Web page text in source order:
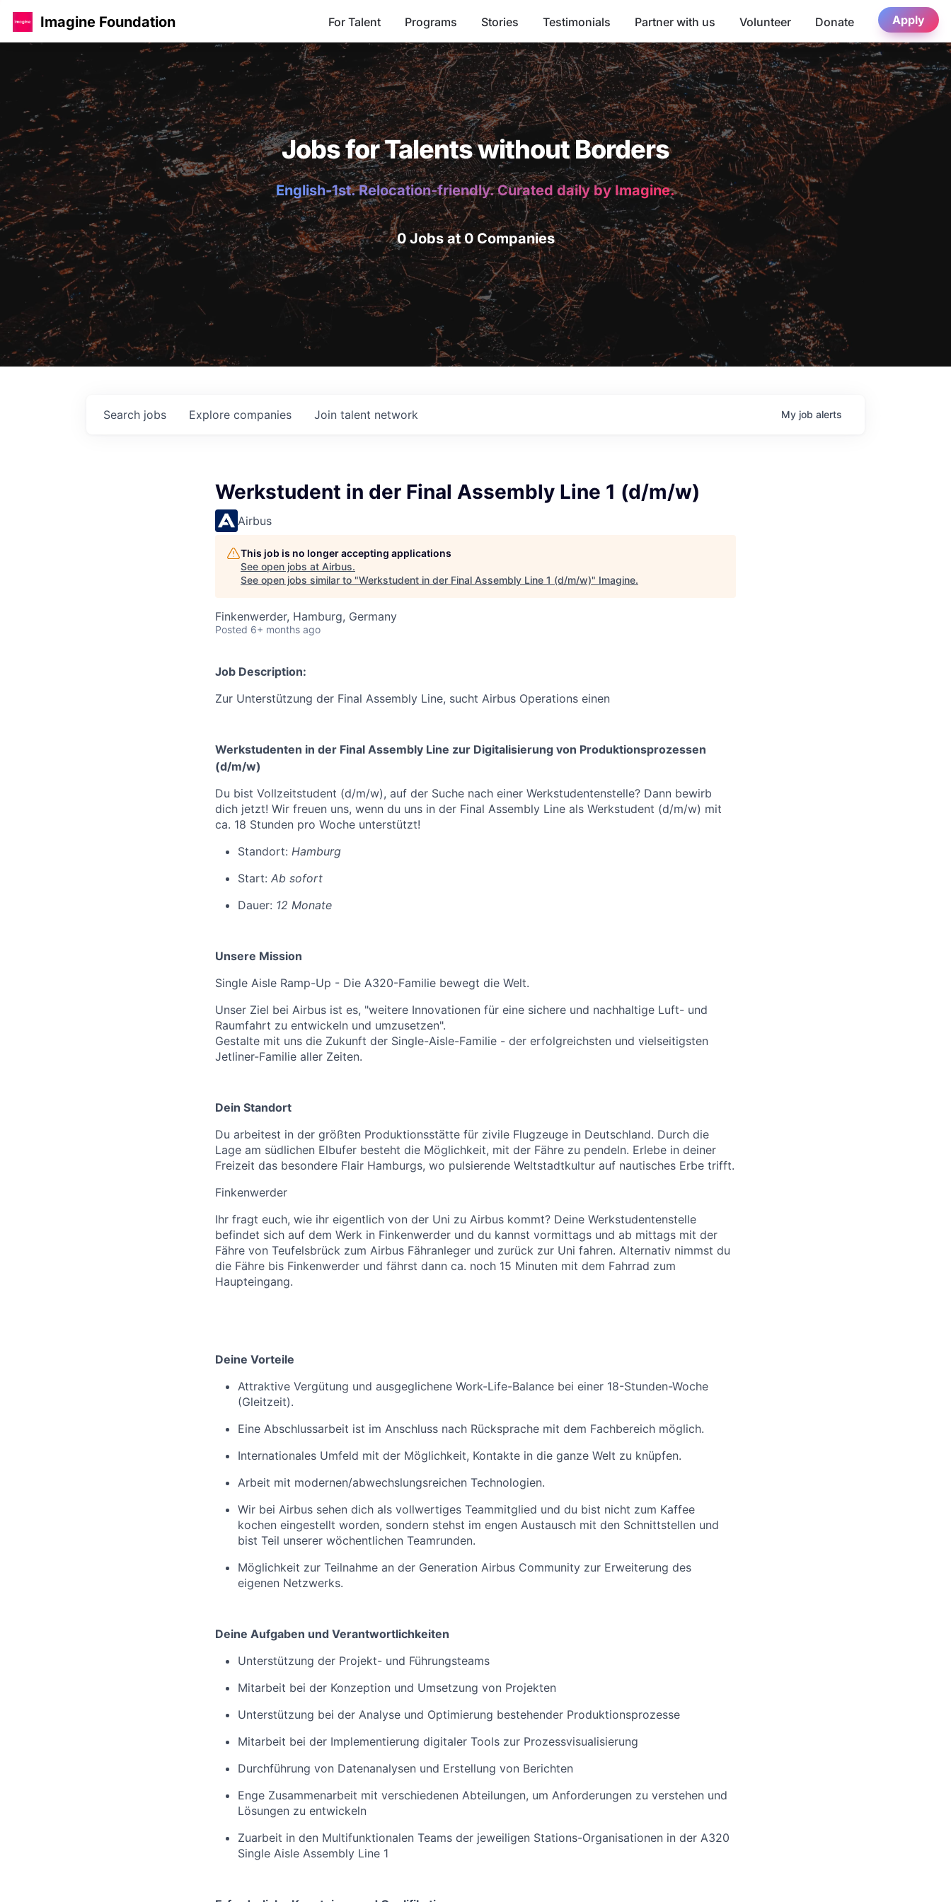
Imagine Foundation For Talent Programs Stories Testimonials Partner with us Volunteer Donate Apply
Jobs for Talents without Borders
English-1st. Relocation-friendly. Curated daily by Imagine.
0 Jobs at 0 Companies
Search jobs Explore companies Join talent network My job alerts
Werkstudent in der Final Assembly Line 1 (d/m/w)
Airbus
This job is no longer accepting applications
See open jobs at Airbus.
See open jobs similar to "Werkstudent in der Final Assembly Line 1 (d/m/w)" Imagine.
Finkenwerder, Hamburg, Germany
Posted 6+ months ago
Job Description:
Zur Unterstützung der Final Assembly Line, sucht Airbus Operations einen
Werkstudenten in der Final Assembly Line zur Digitalisierung von Produktionsprozessen
(d/m/w)
Du bist Vollzeitstudent (d/m/w), auf der Suche nach einer Werkstudentenstelle? Dann bewirb
dich jetzt! Wir freuen uns, wenn du uns in der Final Assembly Line als Werkstudent (d/m/w) mit
ca. 18 Stunden pro Woche unterstützt!
Standort: Hamburg
Start: Ab sofort
Dauer: 12 Monate
Unsere Mission
Single Aisle Ramp-Up - Die A320-Familie bewegt die Welt.
Unser Ziel bei Airbus ist es, "weitere Innovationen für eine sichere und nachhaltige Luft- und
Raumfahrt zu entwickeln und umzusetzen".
Gestalte mit uns die Zukunft der Single-Aisle-Familie - der erfolgreichsten und vielseitigsten
Jetliner-Familie aller Zeiten.
Dein Standort
Du arbeitest in der größten Produktionsstätte für zivile Flugzeuge in Deutschland. Durch die
Lage am südlichen Elbufer besteht die Möglichkeit, mit der Fähre zu pendeln. Erlebe in deiner
Freizeit das besondere Flair Hamburgs, wo pulsierende Weltstadtkultur auf nautisches Erbe trifft.
Finkenwerder
​Ihr fragt euch, wie ihr eigentlich von der Uni zu Airbus kommt? Deine Werkstudentenstelle
befindet sich auf dem Werk in Finkenwerder und du kannst vormittags und ab mittags mit der
Fähre von Teufelsbrück zum Airbus Fähranleger und zurück zur Uni fahren. Alternativ nimmst du
die Fähre bis Finkenwerder und fährst dann ca. noch 15 Minuten mit dem Fahrrad zum
Haupteingang. ​
Deine Vorteile
Attraktive Vergütung und ausgeglichene Work-Life-Balance bei einer 18-Stunden-Woche
(Gleitzeit).
Eine Abschlussarbeit ist im Anschluss nach Rücksprache mit dem Fachbereich möglich.
Internationales Umfeld mit der Möglichkeit, Kontakte in die ganze Welt zu knüpfen.
Arbeit mit modernen/abwechslungsreichen Technologien.
Wir bei Airbus sehen dich als vollwertiges Teammitglied und du bist nicht zum Kaffee
kochen eingestellt worden, sondern stehst im engen Austausch mit den Schnittstellen und
bist Teil unserer wöchentlichen Teamrunden.
Möglichkeit zur Teilnahme an der Generation Airbus Community zur Erweiterung des
eigenen Netzwerks.
Deine Aufgaben und Verantwortlichkeiten
Unterstützung der Projekt- und Führungsteams
Mitarbeit bei der Konzeption und Umsetzung von Projekten
Unterstützung bei der Analyse und Optimierung bestehender Produktionsprozesse
Mitarbeit bei der Implementierung digitaler Tools zur Prozessvisualisierung
Durchführung von Datenanalysen und Erstellung von Berichten
Enge Zusammenarbeit mit verschiedenen Abteilungen, um Anforderungen zu verstehen und
Lösungen zu entwickeln
Zuarbeit in den Multifunktionalen Teams der jeweiligen Stations-Organisationen in der A320
Single Aisle Assembly Line 1